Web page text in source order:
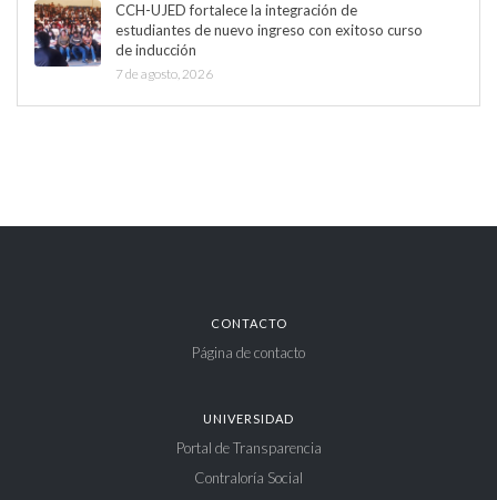
CCH-UJED fortalece la integración de
estudiantes de nuevo ingreso con exitoso curso
de inducción
7 de agosto, 2026
CONTACTO
Página de contacto
UNIVERSIDAD
Portal de Transparencia
Contraloría Social